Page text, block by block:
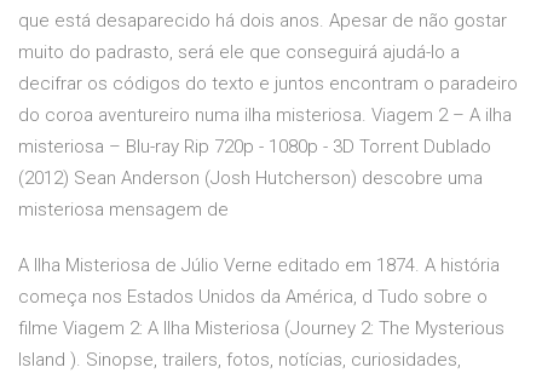
que está desaparecido há dois anos. Apesar de não gostar
muito do padrasto, será ele que conseguirá ajudá-lo a
decifrar os códigos do texto e juntos encontram o paradeiro
do coroa aventureiro numa ilha misteriosa. Viagem 2 – A ilha
misteriosa – Blu-ray Rip 720p - 1080p - 3D Torrent Dublado
(2012) Sean Anderson (Josh Hutcherson) descobre uma
misteriosa mensagem de
A Ilha Misteriosa de Júlio Verne editado em 1874. A história
começa nos Estados Unidos da América, d Tudo sobre o
filme Viagem 2: A Ilha Misteriosa (Journey 2: The Mysterious
Island ). Sinopse, trailers, fotos, notícias, curiosidades,